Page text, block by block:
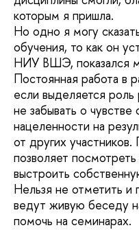
которым я пришла.
Но одно я могу
обучения, то как он
НИУ ВШЭ, показался
Постоянная работа в
если выделяется роль
не забывать о чувстве
нацеленности на
от других
позволяет
выстроить
Нельзя не отметить и
ведут живую беседу
помочь на семинарах.